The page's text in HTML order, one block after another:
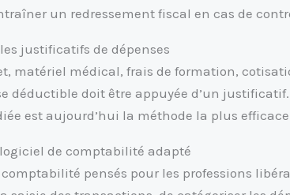
un redressement fiscal en cas de
justificatifs de dépenses
matériel médical, frais de formation,
déductible doit être appuyée d’un
est aujourd’hui la méthode la plus
logiciel de comptabilité adapté
pensés pour les professions